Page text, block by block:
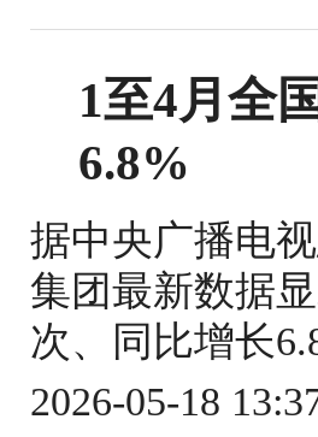
1至4月全
6.8%
据中央广播电
集团最新数据
次、同比增长
2026-05-18